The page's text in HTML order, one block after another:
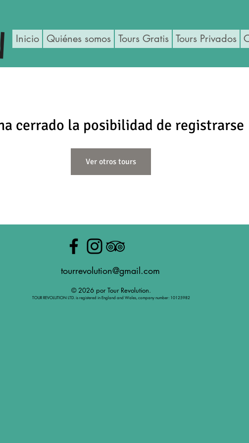
Inicio Quiénes somos Tours Gratis Tours Privados
cerrado la posibilidad de registrarse
Ver otros tours
tourrevolution@gmail.com
© 2026 por Tour Revolution.
TOUR REVOLUTION LTD. is registered in England and Wales, company number: 10125982